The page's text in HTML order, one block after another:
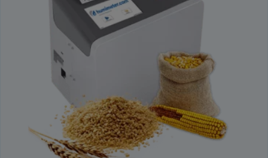
GLEICHGEWICHTSFEUCHTE
WASSERAKTIVITÄT
TROCKENSUBSTANZ
HEKTOLITERGEWICHT
TAUPUNKT
SCHÜTTDICHTE
GEWICHT / MASSE